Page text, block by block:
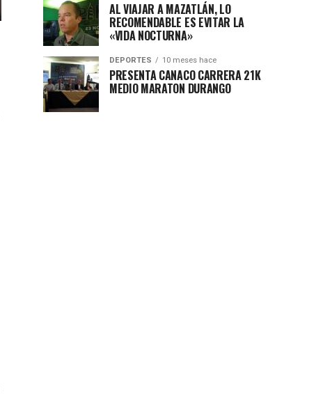
AL VIAJAR A MAZATLÁN, LO
RECOMENDABLE ES EVITAR LA
«VIDA NOCTURNA»
DEPORTES 10 meses hace
PRESENTA CANACO CARRERA 21K
MEDIO MARATON DURANGO